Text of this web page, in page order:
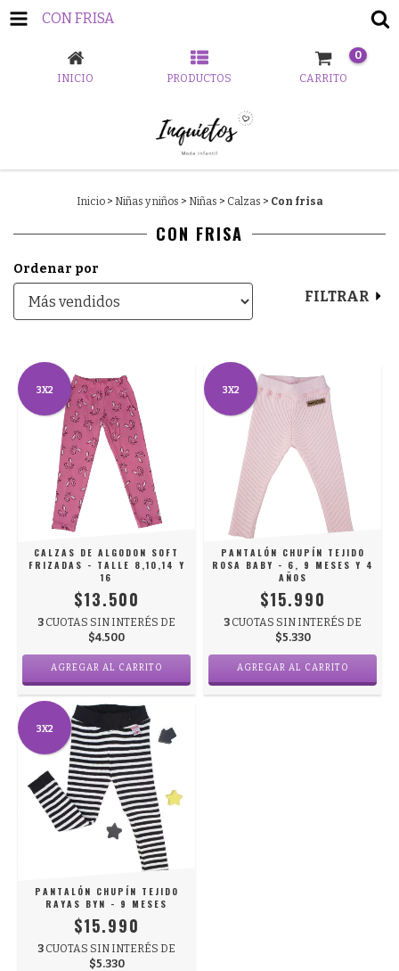
CON FRISA
INICIO PRODUCTOS CARRITO
0
Inicio > Niñas y niños > Niñas > Calzas > Con frisa
CON FRISA
Ordenar por
FILTRAR
3X2
CALZAS DE ALGODON SOFT
FRIZADAS - TALLE 8,10,14 Y
16
$13.500
3 CUOTAS SIN INTERÉS DE
$4.500
AGREGAR AL CARRITO
3X2
PANTALÓN CHUPÍN TEJIDO
ROSA BABY - 6, 9 MESES Y 4
AÑOS
$15.990
3 CUOTAS SIN INTERÉS DE
$5.330
AGREGAR AL CARRITO
3X2
PANTALÓN CHUPÍN TEJIDO
RAYAS BYN - 9 MESES
$15.990
3 CUOTAS SIN INTERÉS DE
$5.330